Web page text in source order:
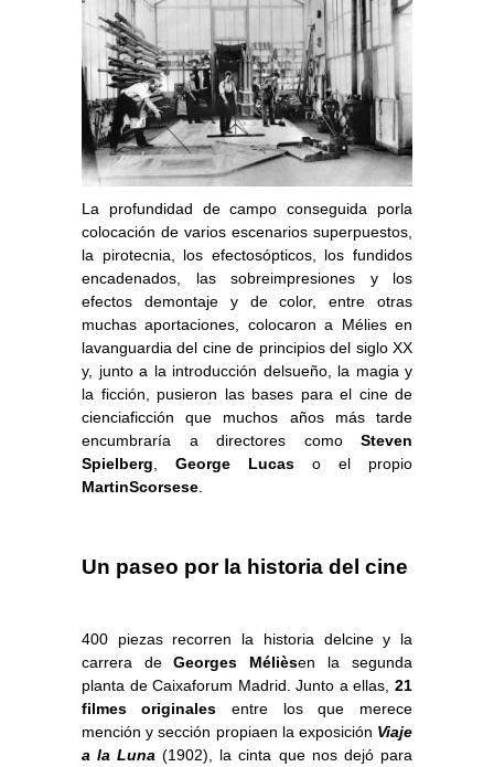
La profundidad de campo conseguida porla
colocación de varios escenarios superpuestos,
la pirotecnia, los efectosópticos, los fundidos
encadenados, las sobreimpresiones y los
efectos demontaje y de color, entre otras
muchas aportaciones, colocaron a Mélies en
lavanguardia del cine de principios del siglo XX
y, junto a la introducción delsueño, la magia y
la ficción, pusieron las bases para el cine de
cienciaficción que muchos años más tarde
encumbraría a directores como Steven
Spielberg
George Lucas o el propio
MartinScorsese
Un paseo por la historia del cine
400 piezas recorren la historia delcine y la
carrera de Georges Mélièsen la segunda
planta de Caixaforum Madrid. Junto a ellas, 21
filmes originales entre los que merece
mención y sección propiaen la exposición Viaje
a la Luna (1902), la cinta que nos dejó para